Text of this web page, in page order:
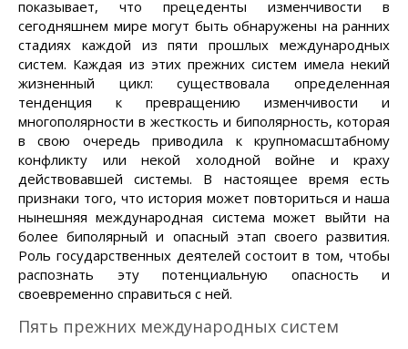
показывает, что прецеденты изменчивости в
сегодняшнем мире могут быть обнаружены на ранних
стадиях каждой из пяти прошлых международных
систем. Каждая из этих прежних систем имела некий
жизненный цикл: существовала определенная
тенденция к превращению изменчивости и
многополярности в жесткость и биполярность, которая
в свою очередь приводила к крупномасштабному
конфликту или некой холодной войне и краху
действовавшей системы. В настоящее время есть
признаки того, что история может повториться и наша
нынешняя международная система может выйти на
более биполярный и опасный этап своего развития.
Роль государственных деятелей состоит в том, чтобы
распознать эту потенциальную опасность и
своевременно справиться с ней.
Пять прежних международных систем